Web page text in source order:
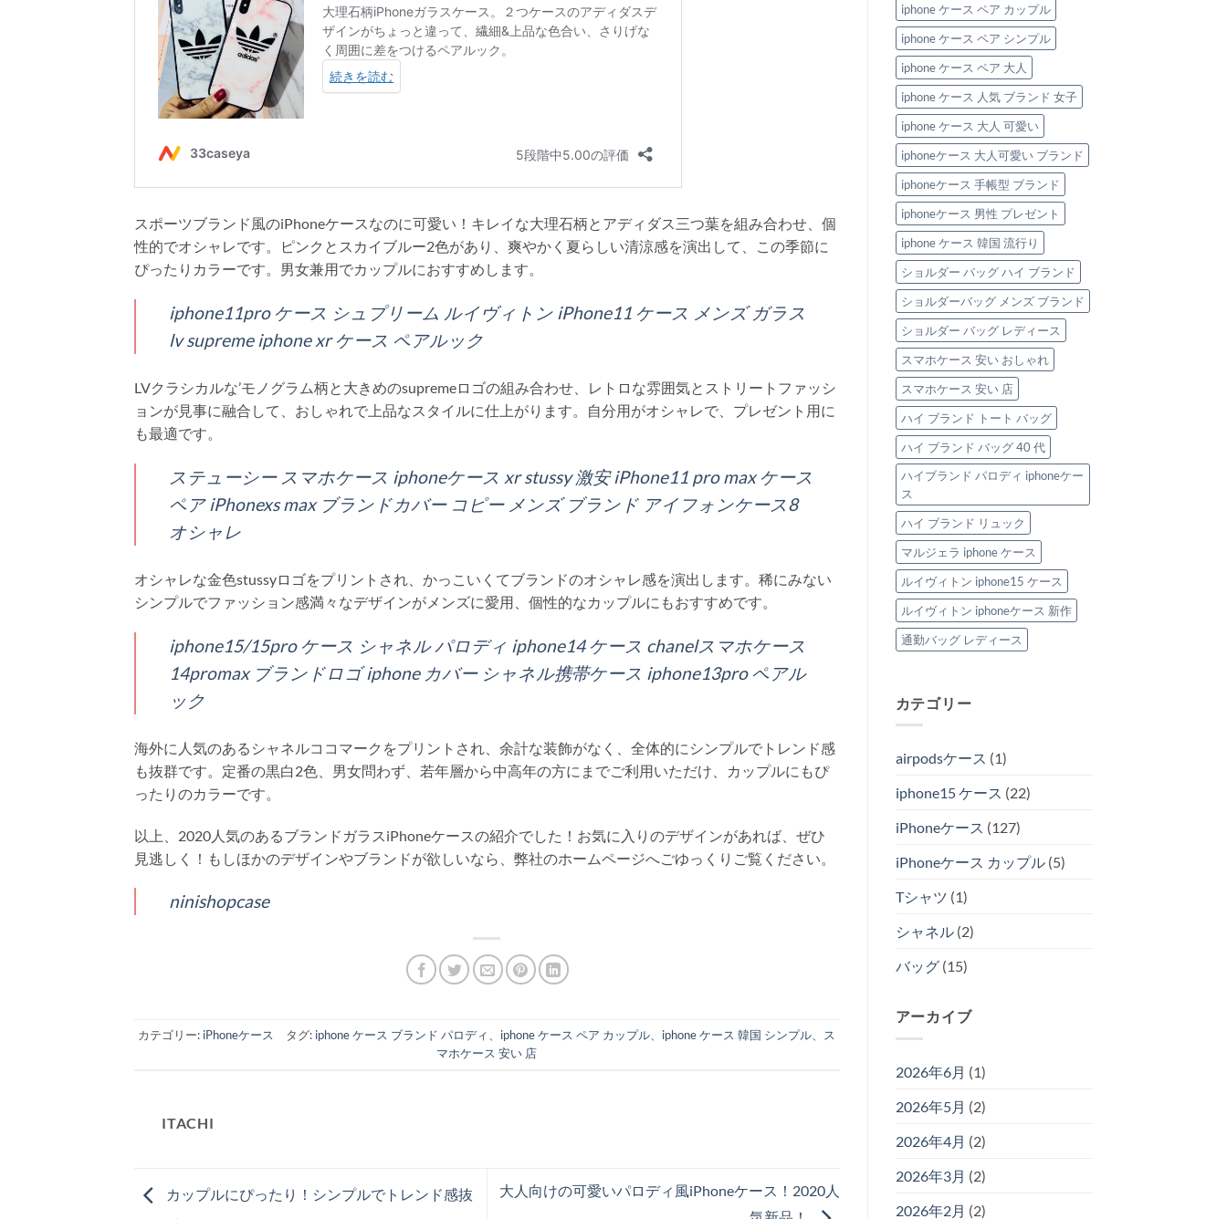
スポーツブランド風のiPhoneケースなのに可愛い！キレイな大理石柄とアディダス三つ葉を組み合わせ、個
性的でオシャレです。ピンクとスカイブルー2色があり、爽やかく夏らしい清涼感を演出して、この季節に
ぴったりカラーです。男女兼用でカップルにおすすめします。
iphone11pro ケース シュプリーム ルイヴィトン iPhone11 ケース メンズ ガラス
lv supreme iphone xr ケース ペアルック
LVクラシカルな’モノグラム柄と大きめのsupremeロゴの組み合わせ、レトロな雰囲気とストリートファッシ
ョンが見事に融合して、おしゃれで上品なスタイルに仕上がります。自分用がオシャレで、プレゼント用に
も最適です。
ステューシー スマホケース iphoneケース xr stussy 激安 iPhone11 pro max ケース
ペア iPhonexs max ブランドカバー コピー メンズ ブランド アイフォンケース8
オシャレ
オシャレな金色stussyロゴをプリントされ、かっこいくてブランドのオシャレ感を演出します。稀にみない
シンプルでファッション感満々なデザインがメンズに愛用、個性的なカップルにもおすすめです。
iphone15/15pro ケース シャネル パロディ iphone14 ケース chanelスマホケース
14promax ブランドロゴ iphone カバー シャネル携帯ケース iphone13pro ペアル
ック
海外に人気のあるシャネルココマークをプリントされ、余計な装飾がなく、全体的にシンプルでトレンド感
も抜群です。定番の黒白2色、男女問わず、若年層から中高年の方にまでご利用いただけ、カップルにもぴ
ったりのカラーです。
以上、2020人気のあるブランドガラスiPhoneケースの紹介でした！お気に入りのデザインがあれば、ぜひ
見逃しく！もしほかのデザインやブランドが欲しいなら、弊社のホームページへごゆっくりご覧ください。
ninishopcase
カテゴリー: iPhoneケース タグ: iphone ケース ブランド パロディ iphone ケース ペア カップル iphone ケース 韓国 シンプル
ス
マホケース 安い 店
ITACHI
カップルにぴったり！シンプルでトレンド感抜
大人向けの可愛いパロディ風iPhoneケース！2020人
iphone ケース ペア カップル
iphone ケース ペア シンプル
iphone ケース ペア 大人
iphone ケース 人気 ブランド 女子
iphone ケース 大人 可愛い
iphoneケース 大人可愛い ブランド
iphoneケース 手帳型 ブランド
iphoneケース 男性 プレゼント
iphone ケース 韓国 流行り
ショルダー バッグ ハイ ブランド
ショルダーバッグ メンズ ブランド
ショルダー バッグ レディース
スマホケース 安い おしゃれ
スマホケース 安い 店
ハイ ブランド トート バッグ
ハイ ブランド バッグ 40 代
ハイブランド パロディ iphoneケー
ス
ハイ ブランド リュック
マルジェラ iphone ケース
ルイヴィトン iphone15 ケース
ルイヴィトン iphoneケース 新作
通勤バッグ レディース
カテゴリー
airpodsケース (1)
iphone15 ケース (22)
iPhoneケース (127)
iPhoneケース カップル(5)
Tシャツ (1)
シャネル(2)
バッグ(15)
アーカイブ
2026年6月 (1)
2026年5月 (2)
2026年4月 (2)
2026年3月 (2)
2026年2月 (2)